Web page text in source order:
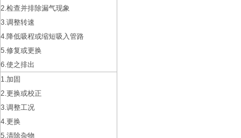
2.检查并排除漏气现象
3.调整转速
4.降低吸程或缩短吸入管路
5.修复或更换
6.使之排出
1.加固
2.更换或校正
3.调整工况
4.更换
5.清除杂物